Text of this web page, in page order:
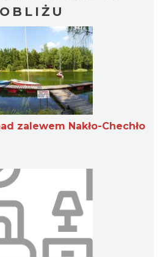
zalewem Nakło-Chechło